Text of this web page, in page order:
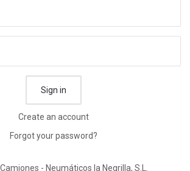
Sign in
Create an account
Forgot your password?